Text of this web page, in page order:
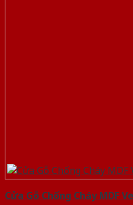
Cửa Gỗ Chống Cháy MDF